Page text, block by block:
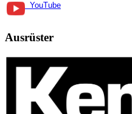
YouTube
Ausrüster